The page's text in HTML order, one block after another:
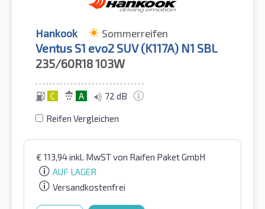
Hankook Sommerreifen
Ventus S1 evo2 SUV (K117A) N1 SBL
235/60R18103W
C A 72 dB
Reifen Vergleichen
€ 113,94inkl. MwSTvon Raifen Paket GmbH
AUF LAGER
Versandkostenfrei